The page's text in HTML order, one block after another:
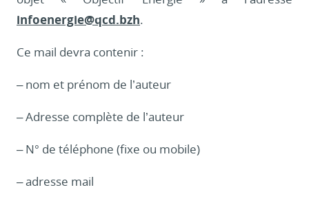
infoenergie@qcd.bzh.
Ce mail devra contenir :
– nom et prénom de l’auteur
– Adresse complète de l’auteur
– N° de téléphone (fixe ou mobile)
– adresse mail